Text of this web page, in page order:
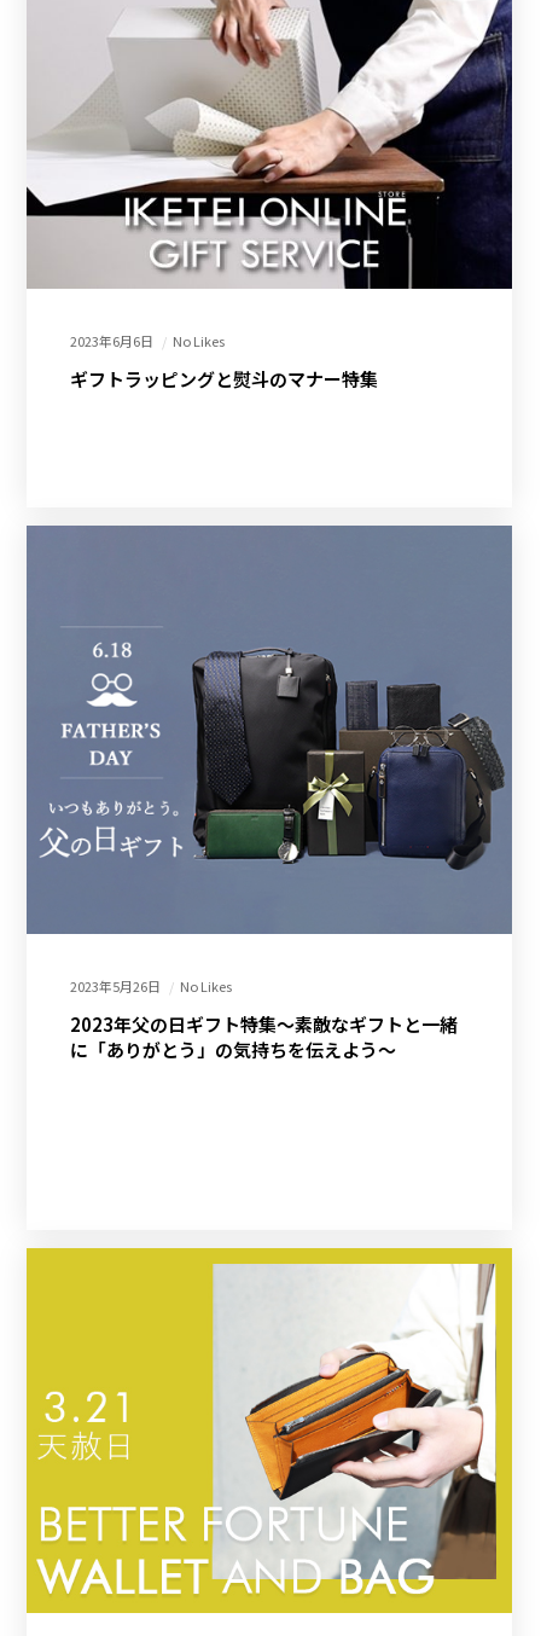
2023年6月6日 No Likes
ギフトラッピングと熨斗のマナー特集
2023年5月26日 No Likes
2023年父の日ギフト特集～素敵なギフトと一緒
に「ありがとう」の気持ちを伝えよう～